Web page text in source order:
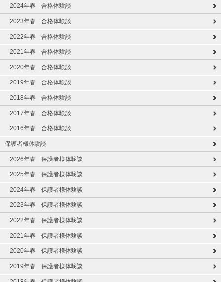
2024年春 合格体験談
2023年春 合格体験談
2022年春 合格体験談
2021年春 合格体験談
2020年春 合格体験談
2019年春 合格体験談
2018年春 合格体験談
2017年春 合格体験談
2016年春 合格体験談
保護者様体験談
2026年春 保護者様体験談
2025年春 保護者様体験談
2024年春 保護者様体験談
2023年春 保護者様体験談
2022年春 保護者様体験談
2021年春 保護者様体験談
2020年春 保護者様体験談
2019年春 保護者様体験談